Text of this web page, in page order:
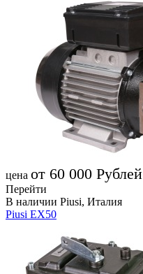
цена от 60 000 Рублей
Перейти
В наличии Piusi, Италия
Piusi EX50